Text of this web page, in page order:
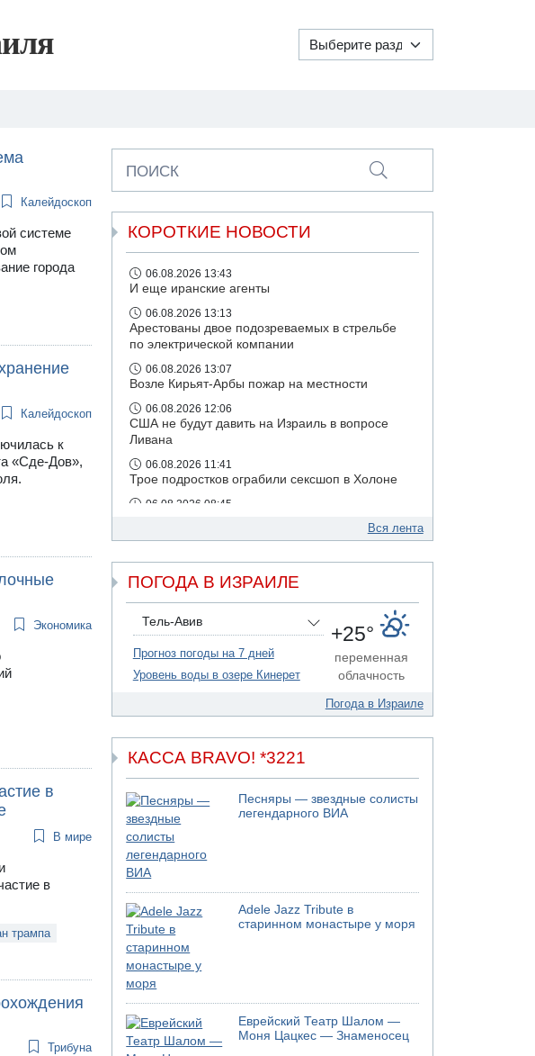
Калейдоскоп
системе
города
Калейдоскоп
к
«Сде-Дов»,
Экономика
в
В мире
в
трампа
Трибуна
ПОИСК
КОРОТКИЕ НОВОСТИ
06.08.2026 13:43
И еще иранские агенты
06.08.2026 13:13
Арестованы двое подозреваемых в стрельбе
по электрической компании
06.08.2026 13:07
Возле Кирьят-Арбы пожар на местности
06.08.2026 12:06
США не будут давить на Израиль в вопросе
Ливана
06.08.2026 11:41
Трое подростков ограбили сексшоп в Холоне
06.08.2026 08:45
Вся лента
ПОГОДА В ИЗРАИЛЕ
Тель-Авив
Прогноз погоды на 7 дней
Уровень воды в озере Кинерет
+25°
переменная
облачность
Погода в Израиле
КАССА BRAVO! *3221
Песняры — звездные солисты
легендарного ВИА
Adele Jazz Tribute в
старинном монастыре у моря
Еврейский Театр Шалом —
Моня Цацкес — Знаменосец